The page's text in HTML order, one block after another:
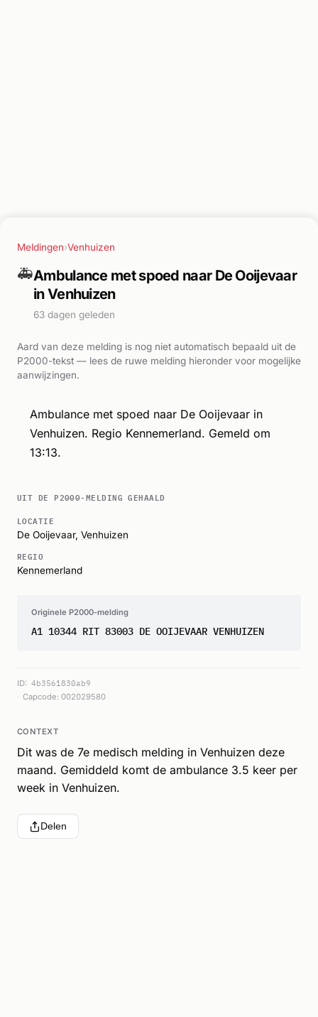
Meldingen›Venhuizen
🚑Ambulance met spoed naar De Ooijevaar
in Venhuizen
63 dagen geleden
Aard van deze melding is nog niet automatisch bepaald uit de
P2000-tekst — lees de ruwe melding hieronder voor mogelijke
aanwijzingen.
Ambulance met spoed naar De Ooijevaar in
Venhuizen. Regio Kennemerland. Gemeld om
13:13.
UIT DE P2000-MELDING GEHAALD
LOCATIE
De Ooijevaar, Venhuizen
REGIO
Kennemerland
Originele P2000-melding
A1 10344 RIT 83003 DE OOIJEVAAR VENHUIZEN
ID: 4b3561830ab9
Capcode: 002029580
CONTEXT
Dit was de 7e medisch melding in Venhuizen deze
maand. Gemiddeld komt de ambulance 3.5 keer per
week in Venhuizen.
Delen